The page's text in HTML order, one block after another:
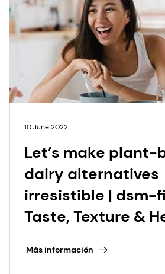
10 June 2022
Let’s make plant-
dairy alternatives
irresistible | dsm-
Taste, Texture &
Más información